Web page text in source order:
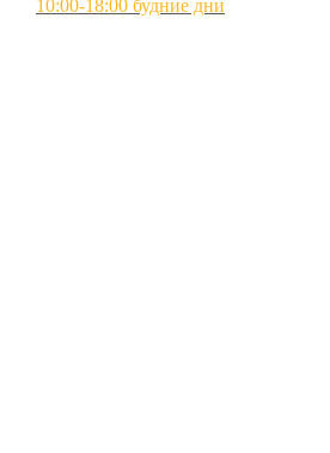
10:00-18:00 будние дни